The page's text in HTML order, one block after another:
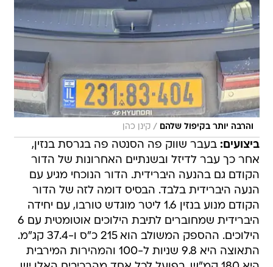
והרבה יותר בקיפול שלהם / קינן כהן
ביצועים: בעבר שווק פה הסנטה פה בגרסת בנזין,
אחר כך עבר לדיזל ובשנתיים האחרונות של הדור
הקודם גם בהנעה היברידית. הדור הנוכחי מגיע עם
הנעה היברידית בלבד. הבסיס דומה לזה של הדור
הקודם מנוע בנזין 1.6 ליטר מוגדש טורבו, עם יחידה
היברידית שמחוברים לתיבת הילוכים אוטומטית עם 6
הילוכים. ההספק המשולב הוא 215 כ"ס ו-37.4 קג"מ.
התאוצה היא 9.8 שניות ל-100 והמהירות המירבית